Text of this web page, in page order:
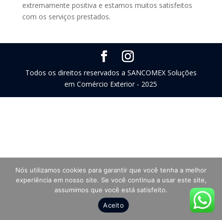
extremamente positiva e estamos muitos satisfeitos
com os serviços prestados.
Todos os direitos reservados a SANCOMEX Soluções
em Comércio Exterior - 2025
Nós utilizamos cookies para garantir que você tenha a melhor
experiência em nosso site. Se você continua a usar este site,
assumimos que você está satisfeito.
Aceito